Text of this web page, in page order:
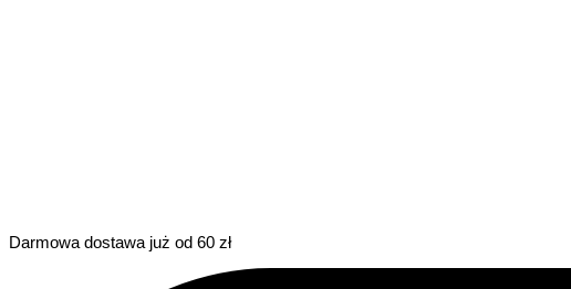
Darmowa dostawa już od 60 zł